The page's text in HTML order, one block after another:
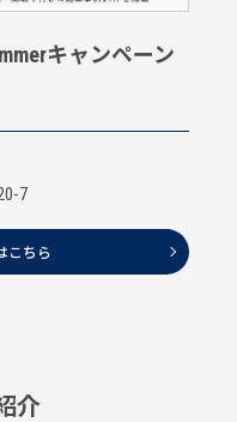
キャンペーン
7
こちら
介